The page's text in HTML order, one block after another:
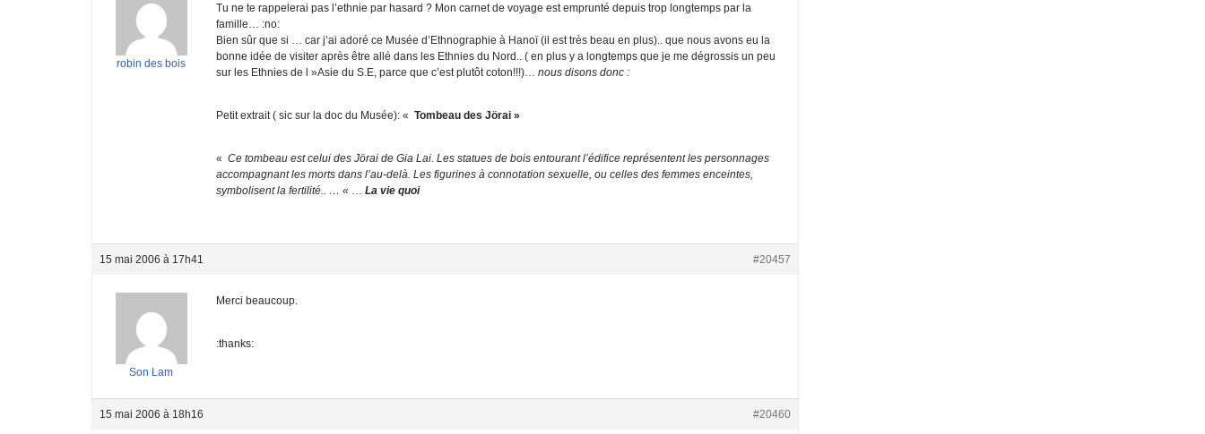
robin des bois
Tu ne te rappelerai pas l’ethnie par hasard ? Mon carnet de voyage est emprunté depuis trop longtemps par la
famille… :no:
Bien sûr que si … car j’ai adoré ce Musée d’Ethnographie à Hanoï (il est très beau en plus).. que nous avons eu la
bonne idée de visiter après être allé dans les Ethnies du Nord.. ( en plus y a longtemps que je me dégrossis un peu
sur les Ethnies de l »Asie du S.E, parce que c’est plutôt coton!!!)… nous disons donc :
Petit extrait ( sic sur la doc du Musée): « Tombeau des Jörai »
« Ce tombeau est celui des Jörai de Gia Lai. Les statues de bois entourant l’édifice représentent les personnages
accompagnant les morts dans l’au-delà. Les figurines à connotation sexuelle, ou celles des femmes enceintes,
symbolisent la fertilité.. … «
La vie quoi
15 mai 2006 à 17h41 #20457
Son Lam
Merci beaucoup.
:thanks:
15 mai 2006 à 18h16 #20460